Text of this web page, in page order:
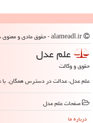
علم عدل
حقوق و وکالت
علم عدل، عدالت در دسترس همگان. با
صفحات علم عدل
درباره ما